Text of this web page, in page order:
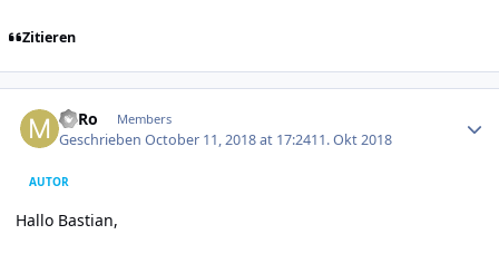
Zitieren
MiRo Members
GeschriebenOctober 11, 2018 at 17:2411. Okt 2018
AUTOR
Hallo Bastian,